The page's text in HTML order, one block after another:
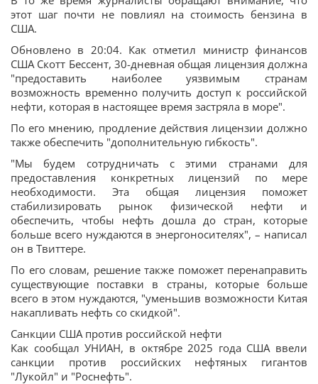
этот шаг почти не повлиял на стоимость бензина в
США.
Обновлено в 20:04. Как отметил министр финансов
США Скотт Бессент, 30-дневная общая лицензия должна
"предоставить наиболее уязвимым странам
возможность временно получить доступ к российской
нефти, которая в настоящее время застряла в море".
По его мнению, продление действия лицензии должно
также обеспечить "дополнительную гибкость".
"Мы будем сотрудничать с этими странами для
предоставления конкретных лицензий по мере
необходимости. Эта общая лицензия поможет
стабилизировать рынок физической нефти и
обеспечить, чтобы нефть дошла до стран, которые
больше всего нуждаются в энергоносителях", – написал
он в Твиттере.
По его словам, решение также поможет перенаправить
существующие поставки в страны, которые больше
всего в этом нуждаются, "уменьшив возможности Китая
накапливать нефть со скидкой".
Санкции США против российской нефти
Как сообщал УНИАН, в октябре 2025 года США ввели
санкции против российских нефтяных гигантов
"Лукойл" и "Роснефть".